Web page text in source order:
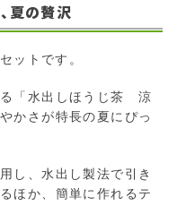
夏の贅沢
ットです。
「水出しほうじ茶 涼
かさが特長の夏にぴっ
し、水出し製法で引き
ほか、簡単に作れるテ